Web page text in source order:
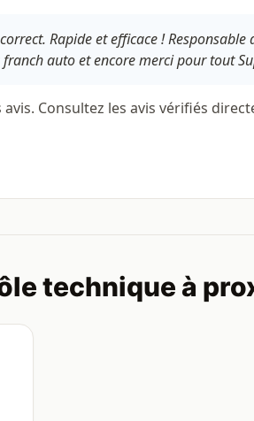
Rapide et efficace !
auto et encore merci pour tout
Consultez les avis vérifiés
technique à